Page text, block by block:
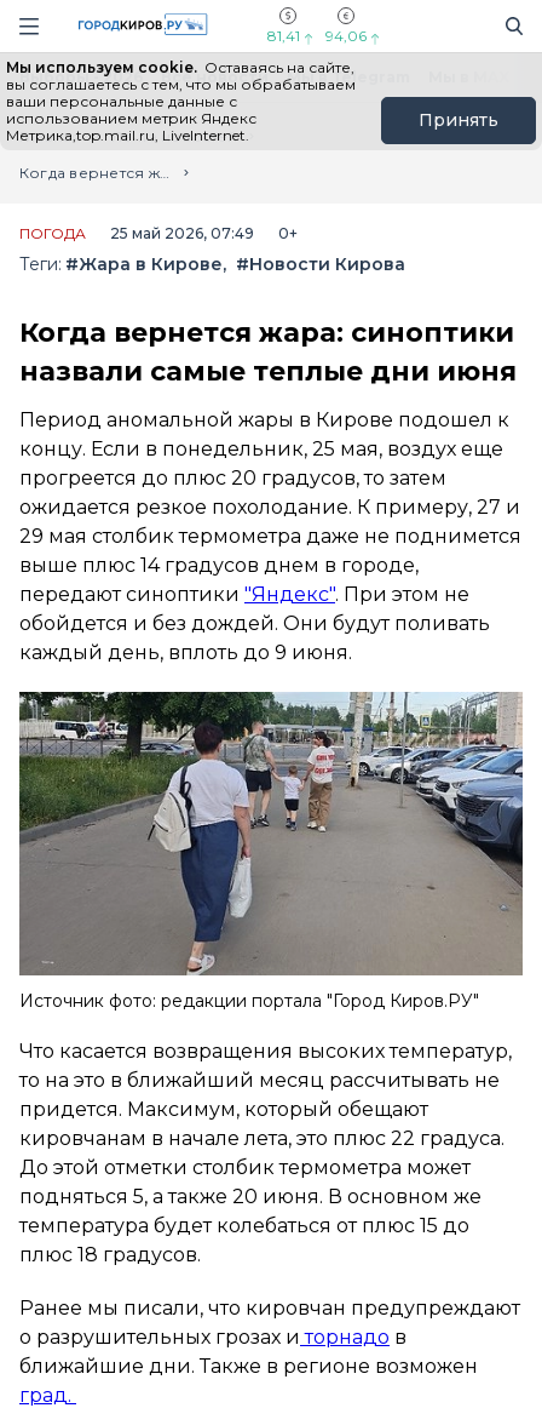
Навигация сайта
81,41 94,06
Мы используем cookie. Оставаясь на сайте,
вы соглашаетесь с тем, что мы обрабатываем
ваши персональные данные с
использованием метрик Яндекс
Метрика,top.mail.ru, LiveInternet.
Принять
Выборы - 2026 Все новости Мы в Telegram
Главная
Лента новостей
Когда вернется жара: синоптики назвали самые теплые дни июня
ПОГОДА 25 май 2026, 07:49 0+
Теги: #Жара в Кирове #Новости Кирова
Когда вернется жара: синоптики
назвали самые теплые дни июня
Период аномальной жары в Кирове подошел к
концу. Если в понедельник, 25 мая, воздух еще
прогреется до плюс 20 градусов, то затем
ожидается резкое похолодание. К примеру, 27 и
29 мая столбик термометра даже не поднимется
выше плюс 14 градусов днем в городе,
передают синоптики "Яндекс". При этом не
обойдется и без дождей. Они будут поливать
каждый день, вплоть до 9 июня.
Источник фото: редакции портала "Город Киров.РУ"
Что касается возвращения высоких температур,
то на это в ближайший месяц рассчитывать не
придется. Максимум, который обещают
кировчанам в начале лета, это плюс 22 градуса.
До этой отметки столбик термометра может
подняться 5, а также 20 июня. В основном же
температура будет колебаться от плюс 15 до
плюс 18 градусов.
Ранее мы писали, что кировчан предупреждают
о разрушительных грозах и торнадо в
ближайшие дни. Также в регионе возможен
град.